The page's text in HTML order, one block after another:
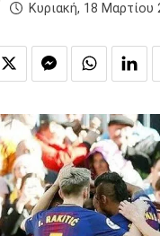
Κυριακή, 18 Μαρτίου